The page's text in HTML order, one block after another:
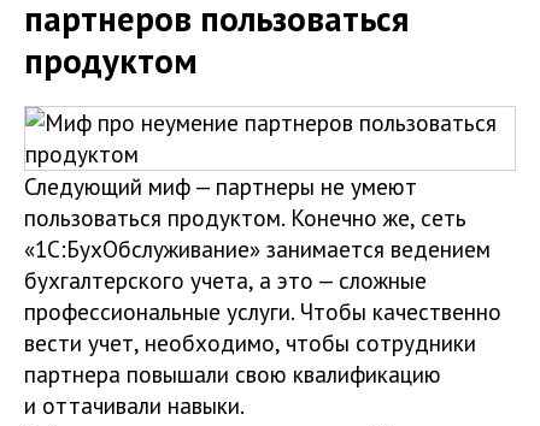
партнеров пользоваться
продуктом
Следующий миф — партнеры не умеют
пользоваться продуктом. Конечно же, сеть
«1С:БухОбслуживание» занимается ведением
бухгалтерского учета, а это — сложные
профессиональные услуги. Чтобы качественно
вести учет, необходимо, чтобы сотрудники
партнера повышали свою квалификацию
и оттачивали навыки.